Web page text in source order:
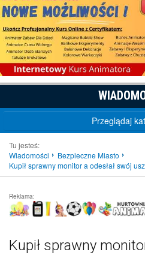
Przeglądaj
Tu jesteś:
Wiadomości
Bezpieczne Miasto
Kupił sprawny monitor a odesłał swój
Reklama:
Kupił sprawny